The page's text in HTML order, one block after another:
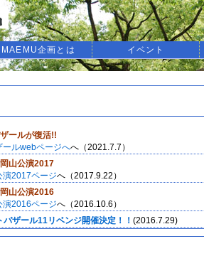
MAEMU企画とは イベント
ールが復活!!
ールwebページへへ（2021.7.7）
山公演2017
演2017ページへ（2017.9.22）
山公演2016
演2016ページへ（2016.10.6）
バザール11リベンジ開催決定！！ (2016.7.29)
ザール11開催決定！！(2015.1.3)